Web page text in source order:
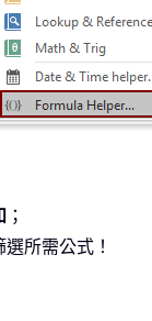
；
所需公式！